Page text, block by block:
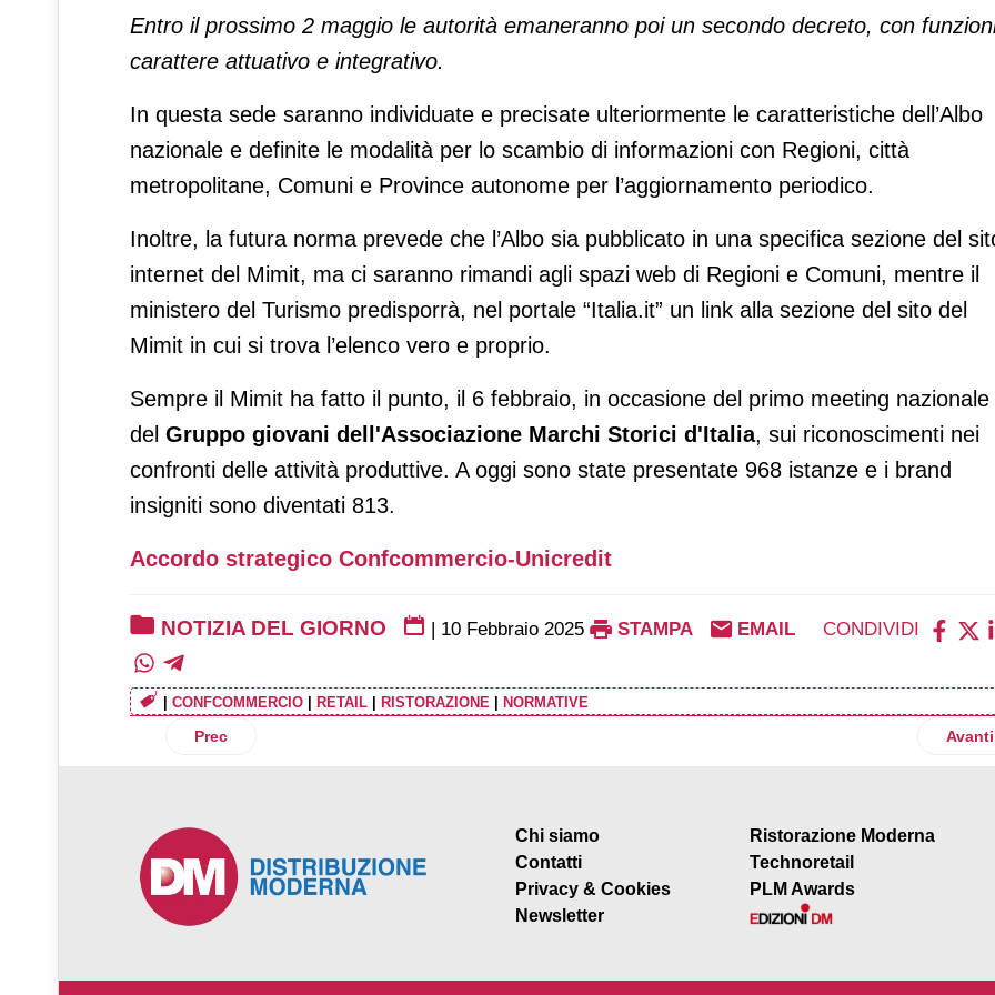
Entro il prossimo 2 maggio le autorità emaneranno poi un secondo decreto, con
carattere attuativo e integrativo.
In questa sede saranno individuate e precisate ulteriormente le caratteristiche dell’Albo
nazionale e definite le modalità per lo scambio di informazioni con Regioni, città
metropolitane, Comuni e Province autonome per l’aggiornamento periodico.
Inoltre, la futura norma prevede che l’Albo sia pubblicato in una specifica sezione del
internet del Mimit, ma ci saranno rimandi agli spazi web di Regioni e Comuni, mentre il
ministero del Turismo predisporrà, nel portale “Italia.it” un link alla sezione del sito del
Mimit in cui si trova l’elenco vero e proprio.
Sempre il Mimit ha fatto il punto, il 6 febbraio, in occasione del primo meeting nazionale
del Gruppo giovani dell'Associazione Marchi Storici d'Italia, sui riconoscimenti nei
confronti delle attività produttive. A oggi sono state presentate 968 istanze e i brand
insigniti sono diventati 813.
Accordo strategico Confcommercio-Unicredit
NOTIZIA DEL GIORNO | 10 Febbraio 2025 STAMPA EMAIL CONDIVIDI
CONFCOMMERCIO RETAIL RISTORAZIONE NORMATIVE
Articolo precedente: Cncc-Ey: un anno di centri commerciali
Prec Avanti
Chi siamo
Contatti
Privacy & Cookies
Newsletter
Ristorazione Moderna
Technoretail
PLM Awards